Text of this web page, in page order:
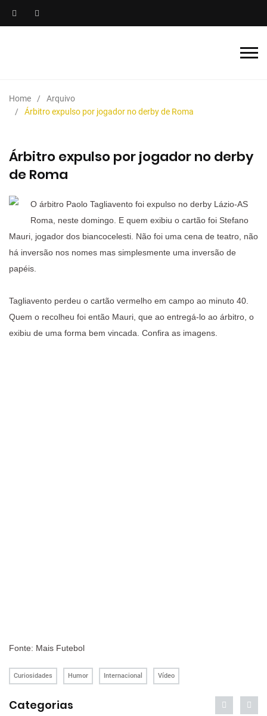
Home
Arquivo
Árbitro expulso por jogador no derby de Roma
Árbitro expulso por jogador no derby
de Roma
O árbitro Paolo Tagliavento foi expulso no derby Lázio-AS
Roma, neste domingo. E quem exibiu o cartão foi Stefano
Mauri, jogador dos biancocelesti. Não foi uma cena de teatro, não
há inversão nos nomes mas simplesmente uma inversão de
papéis.
Tagliavento perdeu o cartão vermelho em campo ao minuto 40.
Quem o recolheu foi então Mauri, que ao entregá-lo ao árbitro, o
exibiu de uma forma bem vincada. Confira as imagens.
Fonte: Mais Futebol
Curiosidades Humor Internacional Vídeo
Categorias